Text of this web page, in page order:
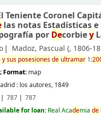
Teniente Coronel
las notas Estadísticas
por Decorbiey
Madoz, Pascual (, 1806-
ysus posesionesde ultramar 1:
; Format: map
: los autores, 1849
787
787
for loan: Real Academiade